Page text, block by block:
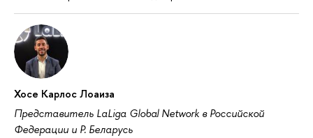
Хосе Карлос Лоаиза
Представитель LaLiga Global Network в Российской
Федерации и Р. Беларусь